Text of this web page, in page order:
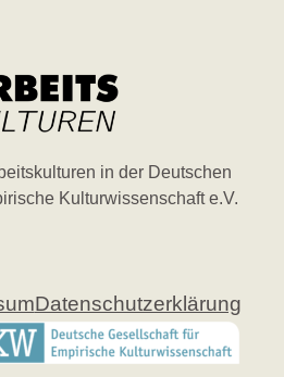
in der Deutschen
Kulturwissenschaft e.V.
Datenschutzerklärung